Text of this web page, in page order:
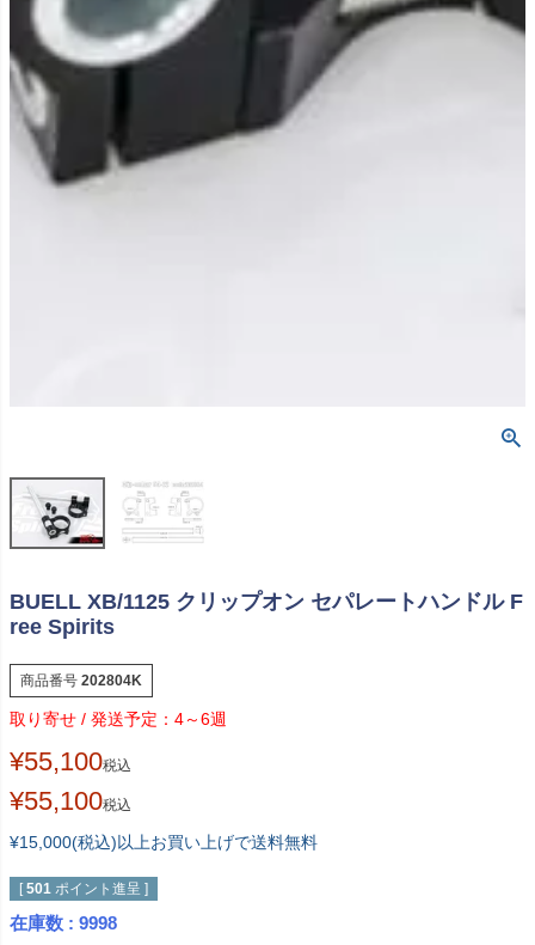
BUELL XB/1125 クリップオン セパレートハンドル F
ree Spirits
商品番号 202804K
4～6週
¥55,100税込
¥55,100税込
¥15,000(税込)以上お買い上げで送料無料
[ 501 ポイント進呈 ]
在庫数 9998